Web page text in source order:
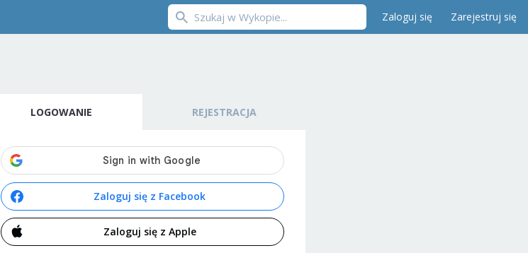
Zaloguj się Zarejestruj się
LOGOWANIE REJESTRACJA
Zaloguj się z Facebook
Zaloguj się z Apple